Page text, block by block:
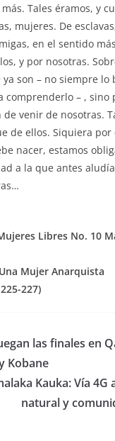
Tales éramos, y
mujeres. De
en el sentido
y por nosotras.
son – no siempre lo
comprenderlo – , sino
venir de nosotras.
de ellos. Siquiera por
nacer, estamos
a la que antes
Libres No. 10
Mujer Anarquista
227)
las finales en
Kobane
Kauka: Vía
natural y